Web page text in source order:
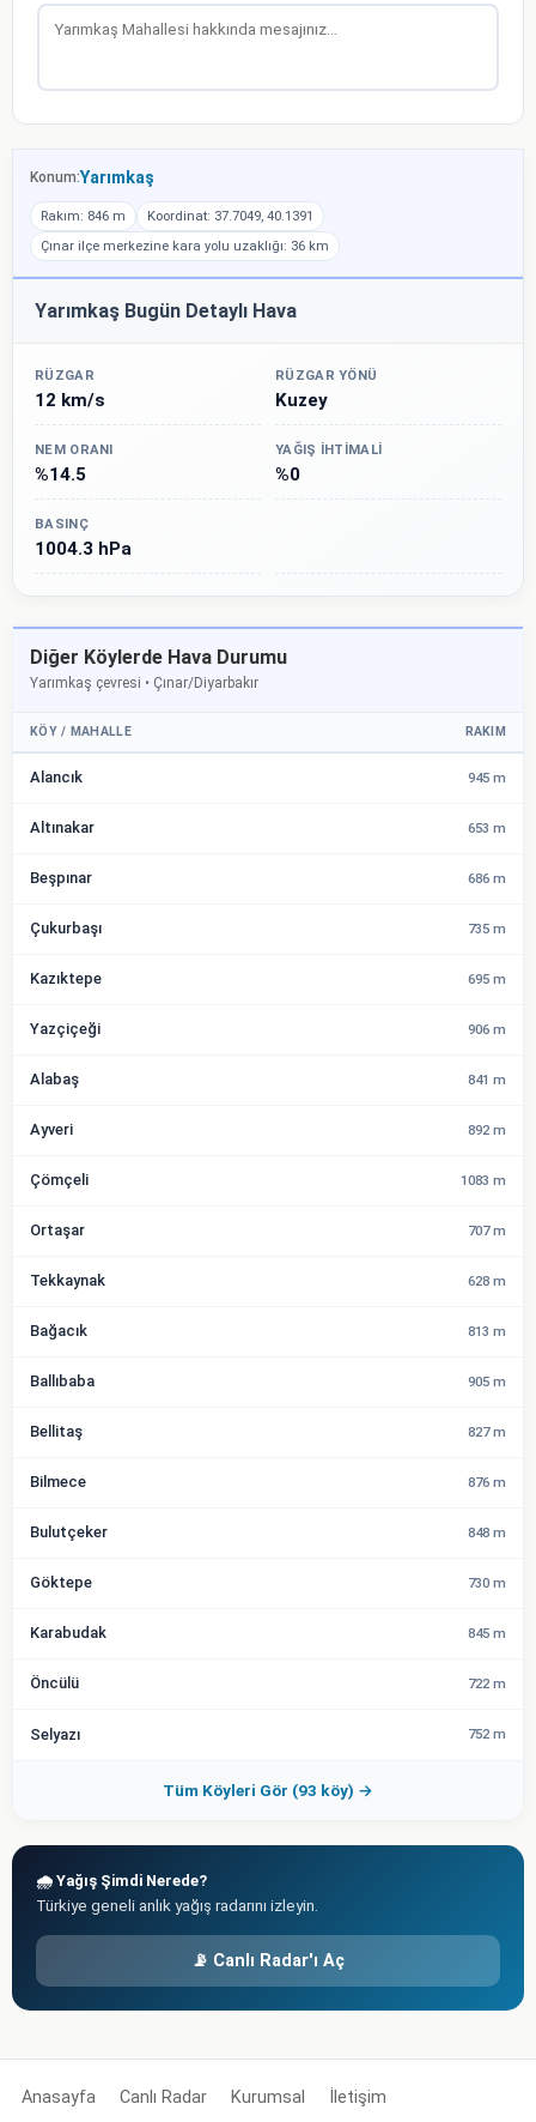
Konum:Yarımkaş
Rakım: 846 m
Koordinat: 37.7049, 40.1391
Çınar ilçe merkezine kara yolu uzaklığı: 36 km
Yarımkaş Bugün Detaylı Hava
RÜZGAR
12 km/s
RÜZGAR YÖNÜ
Kuzey
NEM ORANI
%14.5
YAĞIŞ İHTIMALI
%0
BASINÇ
1004.3 hPa
Diğer Köylerde Hava Durumu
Yarımkaş çevresi • Çınar/Diyarbakır
KÖY / MAHALLE RAKIM
Alancık 945 m
Altınakar 653 m
Beşpınar 686 m
Çukurbaşı 735 m
Kazıktepe 695 m
Yazçiçeği 906 m
Alabaş 841 m
Ayveri 892 m
Çömçeli 1083 m
Ortaşar 707 m
Tekkaynak 628 m
Bağacık 813 m
Ballıbaba 905 m
Bellitaş 827 m
Bilmece 876 m
Bulutçeker 848 m
Göktepe 730 m
Karabudak 845 m
Öncülü 722 m
Selyazı 752 m
Tüm Köyleri Gör (93 köy) →
🌧️ Yağış Şimdi Nerede?
Türkiye geneli anlık yağış radarını izleyin.
📡 Canlı Radar'ı Aç
Anasayfa Canlı Radar Kurumsal İletişim